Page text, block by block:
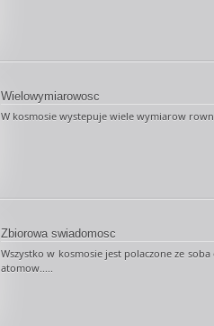
Wielowymiarowosc
W kosmosie wystepuje wiele wymiarow
Zbiorowa swiadomosc
Wszystko w kosmosie jest polaczone ze
atomow.....